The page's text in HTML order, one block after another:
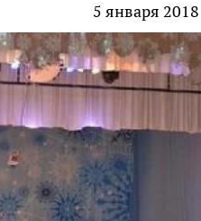
5 января 2018